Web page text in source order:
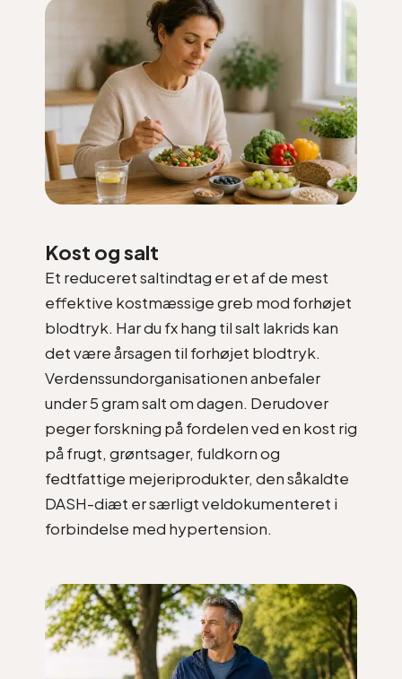
Kost og salt
Et reduceret saltindtag er et af de mest
effektive kostmæssige greb mod forhøjet
blodtryk. Har du fx hang til salt lakrids kan
det være årsagen til forhøjet blodtryk.
Verdenssundorganisationen anbefaler
under 5 gram salt om dagen. Derudover
peger forskning på fordelen ved en kost rig
på frugt, grøntsager, fuldkorn og
fedtfattige mejeriprodukter, den såkaldte
DASH-diæt er særligt veldokumenteret i
forbindelse med hypertension.